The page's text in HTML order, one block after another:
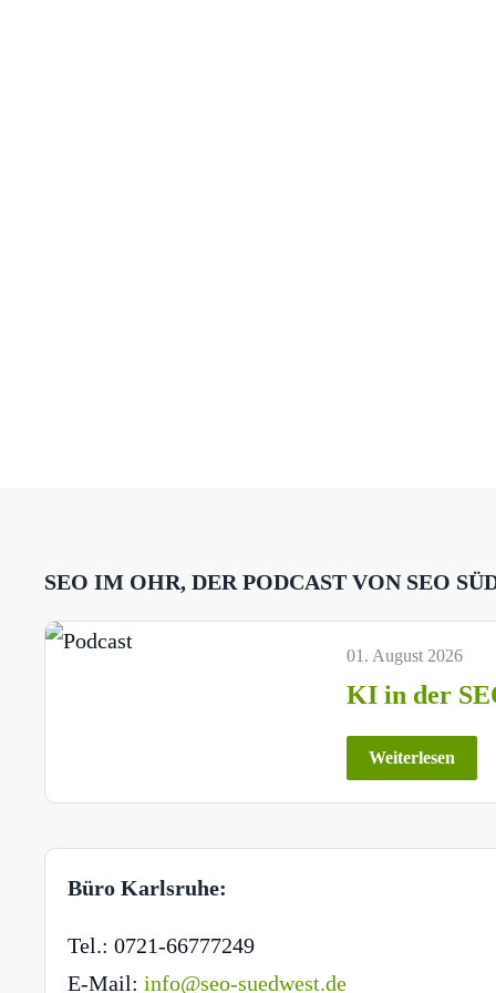
SEO IM OHR, DER PODCAST VON SEO
01. August 2026
KI in der
Weiterlesen
Büro Karlsruhe:
Tel.: 0721-66777249
E-Mail: info@seo-suedwest.de